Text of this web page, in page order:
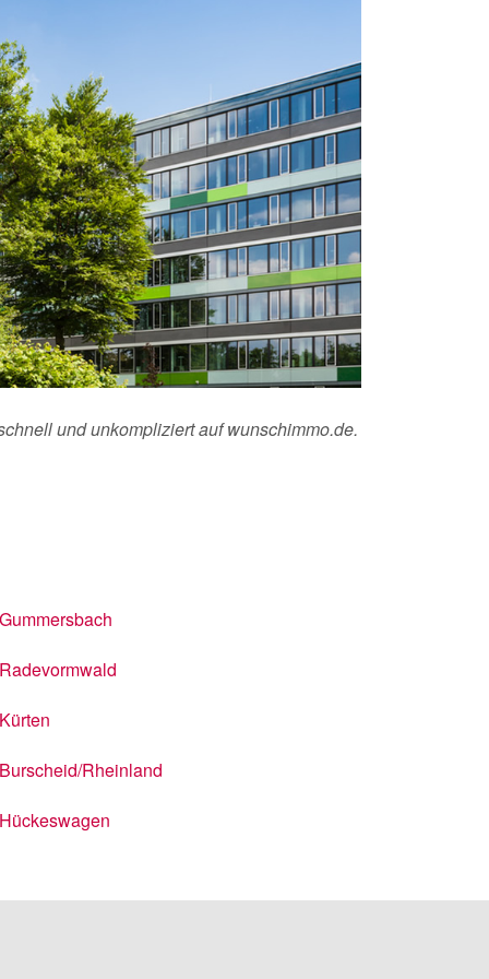
und unkompliziert auf wunschimmo.de.
Gummersbach
Radevormwald
Kürten
Burscheid/Rheinland
Hückeswagen